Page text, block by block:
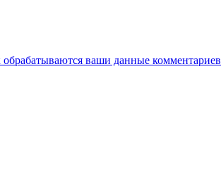
обрабатываются ваши данные комментариев